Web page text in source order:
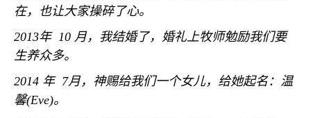
在，也让大家操碎了心。
2013年 10 月，我结婚了，婚礼上牧师勉励我们要
生养众多。
2014 年 7月，神赐给我们一个女儿，给她起名：温
馨(Eve)。